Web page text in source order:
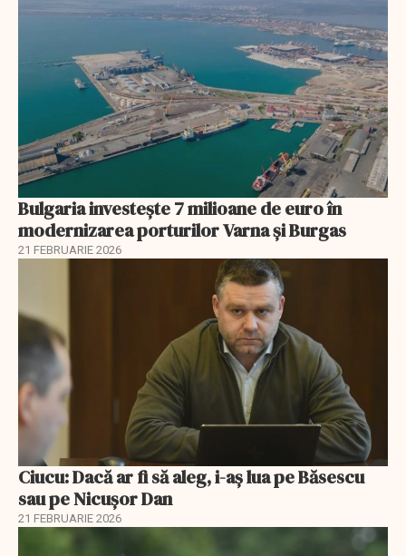
Bulgaria investește 7 milioane de euro în
modernizarea porturilor Varna și Burgas
21 FEBRUARIE 2026
Ciucu: Dacă ar fi să aleg, i-aș lua pe Băsescu
sau pe Nicușor Dan
21 FEBRUARIE 2026